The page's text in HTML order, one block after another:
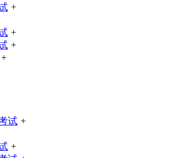
+
+
+
+
试 +
+